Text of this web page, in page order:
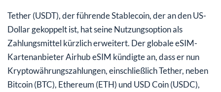
Tether (USDT), der führende Stablecoin, der an den US-
Dollar gekoppelt ist, hat seine Nutzungsoption als
Zahlungsmittel kürzlich erweitert. Der globale eSIM-
Kartenanbieter Airhub eSIM kündigte an, dass er nun
Kryptowährungszahlungen, einschließlich Tether, neben
Bitcoin (BTC), Ethereum (ETH) und USD Coin (USDC),